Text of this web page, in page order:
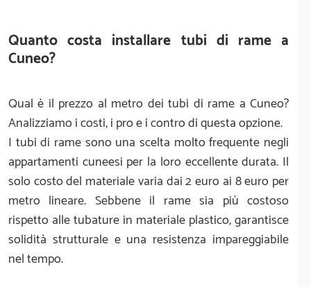
Quanto costa installare tubi di rame a
Cuneo?
Qual è il prezzo al metro dei tubi di rame a Cuneo?
Analizziamo i costi, i pro e i contro di questa opzione.
I tubi di rame sono una scelta molto frequente negli
appartamenti cuneesi per la loro eccellente durata. Il
solo costo del materiale varia dai 2 euro ai 8 euro per
metro lineare. Sebbene il rame sia più costoso
rispetto alle tubature in materiale plastico, garantisce
solidità strutturale e una resistenza impareggiabile
nel tempo.